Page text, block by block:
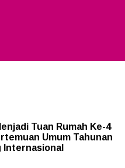
Tuan Rumah Ke-4
Umum Tahunan
Internasional